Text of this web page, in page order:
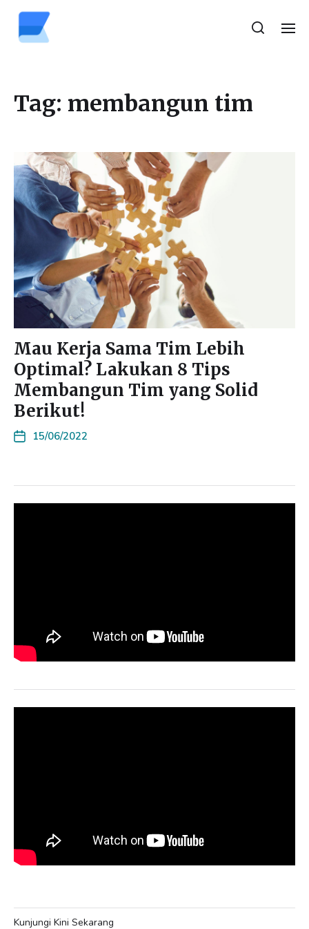
Tag: membangun tim
Mau Kerja Sama Tim Lebih
Optimal? Lakukan 8 Tips
Membangun Tim yang Solid
Berikut!
15/06/2022
Kunjungi Kini Sekarang